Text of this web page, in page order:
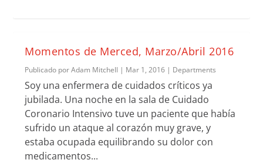
Momentos de Merced, Marzo/Abril 2016
Publicado porAdam Mitchell | Mar 1, 2016 | Departments
Soy una enfermera de cuidados críticos ya
jubilada. Una noche en la sala de Cuidado
Coronario Intensivo tuve un paciente que había
sufrido un ataque al corazón muy grave, y
estaba ocupada equilibrando su dolor con
medicamentos...